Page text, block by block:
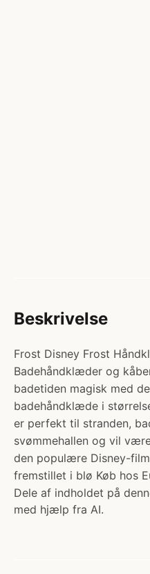
Beskrivelse
Frost Disney Frost
Badehåndklæder og
badetiden magisk med
badehåndklæde i
er perfekt til stranden,
svømmehallen og vil
den populære Disney-
fremstillet i blø Køb hos
Dele af indholdet på
med hjælp fra AI.